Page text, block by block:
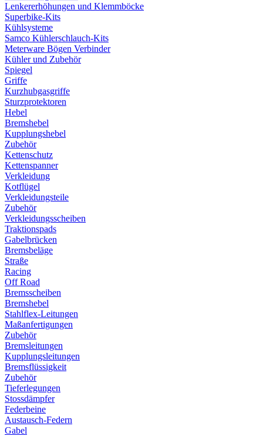
Lenkererhöhungen und Klemmböcke
Superbike-Kits
Kühlsysteme
Samco Kühlerschlauch-Kits
Meterware Bögen Verbinder
Kühler und Zubehör
Spiegel
Griffe
Kurzhubgasgriffe
Sturzprotektoren
Hebel
Bremshebel
Kupplungshebel
Zubehör
Kettenschutz
Kettenspanner
Verkleidung
Kotflügel
Verkleidungsteile
Zubehör
Verkleidungsscheiben
Traktionspads
Gabelbrücken
Bremsbeläge
Straße
Racing
Off Road
Bremsscheiben
Bremshebel
Stahlflex-Leitungen
Maßanfertigungen
Zubehör
Bremsleitungen
Kupplungsleitungen
Bremsflüssigkeit
Zubehör
Tieferlegungen
Stossdämpfer
Federbeine
Austausch-Federn
Gabel